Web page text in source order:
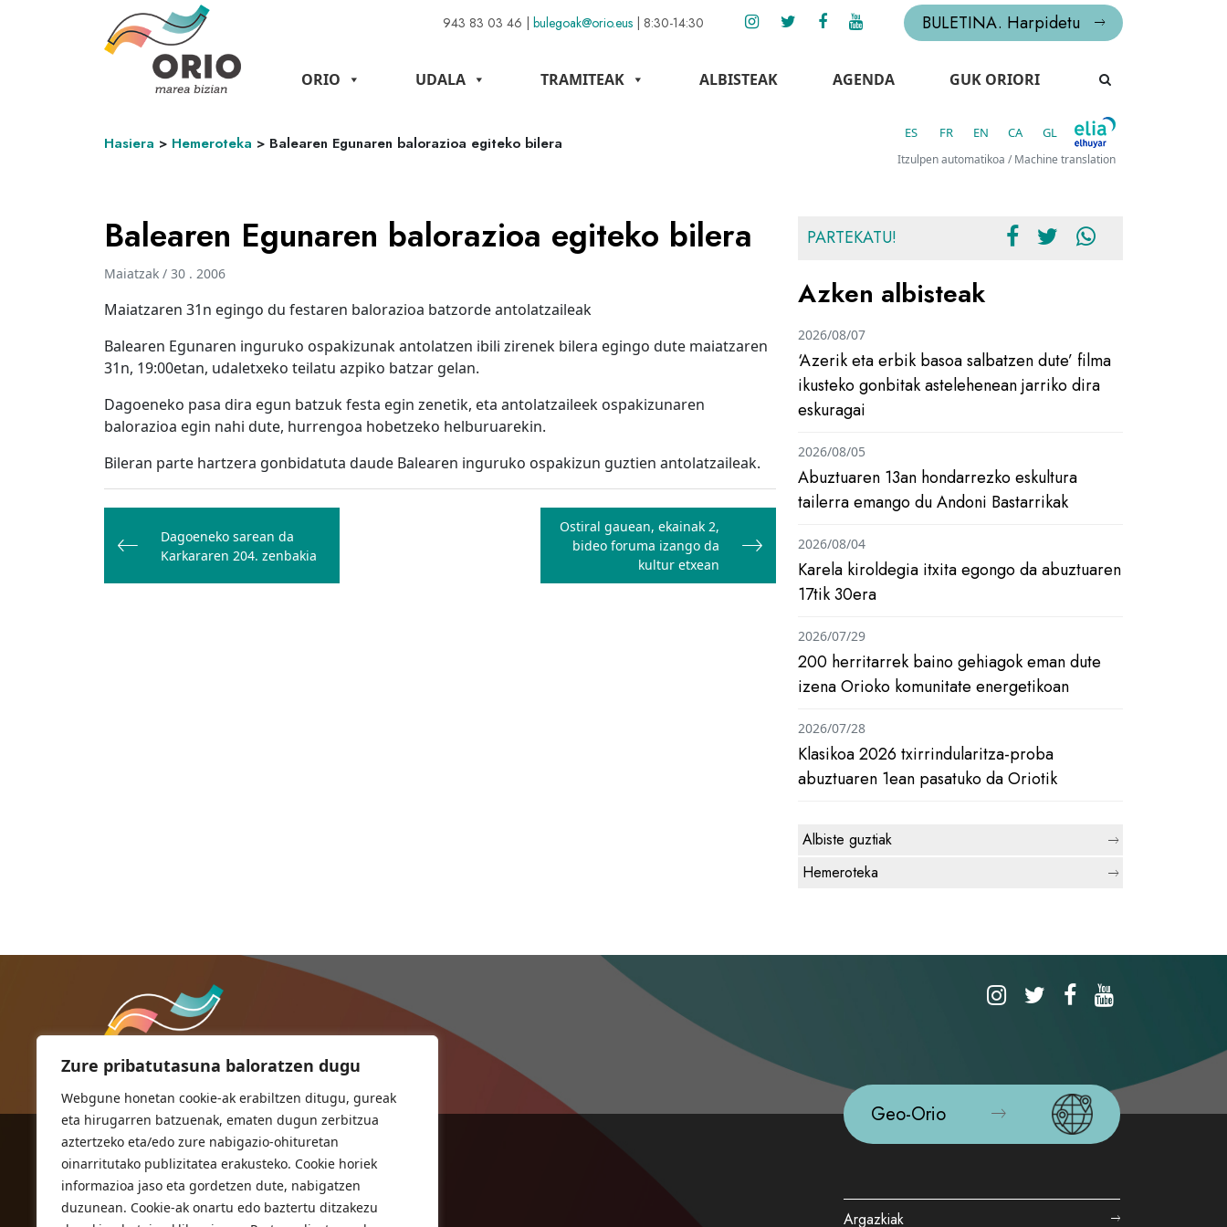
Zure pribatutasuna baloratzen dugu
Webgune honetan cookie-ak erabiltzen ditugu, gureak
eta hirugarren batzuenak, ematen dugun zerbitzua
aztertzeko eta/edo zure nabigazio-ohituretan
oinarritutako publizitatea erakusteko. Cookie horiek
informazioa jaso eta gordetzen dute, nabigatzen
duzunean. Cookie-ak onartu edo baztertu ditzakezu
943 83 03 46 | bulegoak@orio.eus | 8:30-14:30 BULETINA. Harpidetu
ORIO UDALA TRAMITEAK ALBISTEAK AGENDA GUK ORIORI
Hasiera > Hemeroteka > Balearen Egunaren balorazioa egiteko bilera
ES FR EN CA GL
Itzulpen automatikoa / Machine translation
Balearen Egunaren balorazioa egiteko bilera
Maiatzak / 30 . 2006
Maiatzaren 31n egingo du festaren balorazioa batzorde antolatzaileak
Balearen Egunaren inguruko ospakizunak antolatzen ibili zirenek bilera egingo dute maiatzaren
31n, 19:00etan, udaletxeko teilatu azpiko batzar gelan.
Dagoeneko pasa dira egun batzuk festa egin zenetik, eta antolatzaileek ospakizunaren
balorazioa egin nahi dute, hurrengoa hobetzeko helburuarekin.
Bileran parte hartzera gonbidatuta daude Balearen inguruko ospakizun guztien antolatzaileak.
Bidalketetan
zehar
nabigatu
Dagoeneko sarean da
Karkararen 204. zenbakia
Ostiral gauean, ekainak 2,
bideo foruma izango da
kultur etxean
PARTEKATU!
Azken albisteak
‘Azerik eta erbik basoa salbatzen dute’ filma
ikusteko gonbitak astelehenean jarriko dira
eskuragai
2026/08/07
Abuztuaren 13an hondarrezko eskultura
tailerra emango du Andoni Bastarrikak
2026/08/05
Karela kiroldegia itxita egongo da abuztuaren
17tik 30era
2026/08/04
200 herritarrek baino gehiagok eman dute
izena Orioko komunitate energetikoan
2026/07/29
Klasikoa 2026 txirrindularitza-proba
abuztuaren 1ean pasatuko da Oriotik
2026/07/28
Albiste guztiak
Hemeroteka
Geo-Orio
Argazkiak
ORIOKO UDALA
Herriko plaza,1
20810 Orio (Gipuzkoa)
T. 943 83 03 46